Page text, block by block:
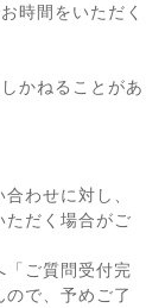
時間をいただく
かねることがあ
わせに対し、
ただく場合がご
「ご質問受付完
で、予めご了